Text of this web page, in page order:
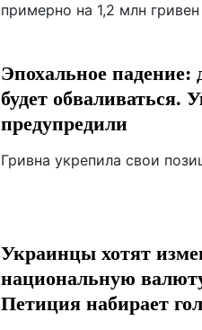
примерно на 1,2 млн гривен
Эпохальное падение:
будет обваливаться.
предупредили
Гривна укрепила свои
Украинцы хотят
национальную
Петиция набирает